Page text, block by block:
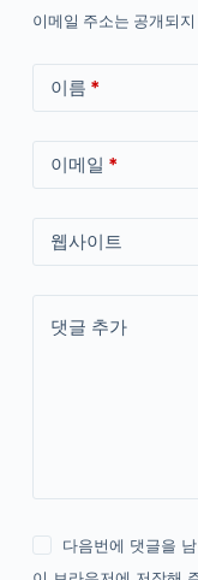
이메일 주소는 공개되
이름 *
이메일 *
웹사이트
댓글 추가
다음번에 댓글을